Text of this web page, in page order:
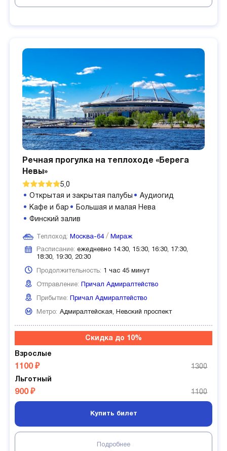
Речная прогулка на теплоходе «Берега
Невы»
5,0
Открытая и закрытая палубы
Аудиогид
Кафе и бар
Большая и малая Нева
Финский залив
Теплоход: Москва-64 Мираж
Расписание: ежедневно 14:30, 15:30, 16:30, 17:30,
18:30, 19:30, 20:30
Продолжительность: 1 час 45 минут
Отправление: Причал Адмиралтейство
Прибытие: Причал Адмиралтейство
Метро: Адмиралтейская, Невский проспект
Скидка до 10%
Взрослые
1300
1100 ₽
Льготный
1100
900 ₽
Купить билет
Подробнее